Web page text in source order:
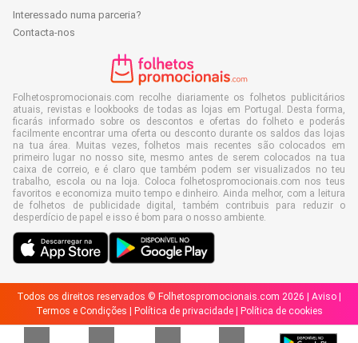
Interessado numa parceria?
Contacta-nos
Folhetospromocionais.com recolhe diariamente os folhetos publicitários
atuais, revistas e lookbooks de todas as lojas em Portugal. Desta forma,
ficarás informado sobre os descontos e ofertas do folheto e poderás
facilmente encontrar uma oferta ou desconto durante os saldos das lojas
na tua área. Muitas vezes, folhetos mais recentes são colocados em
primeiro lugar no nosso site, mesmo antes de serem colocados na tua
caixa de correio, e é claro que também podem ser visualizados no teu
trabalho, escola ou na loja. Coloca folhetospromocionais.com nos teus
favoritos e economiza muito tempo e dinheiro. Ainda melhor, com a leitura
de folhetos de publicidade digital, também contribuis para reduzir o
desperdício de papel e isso é bom para o nosso ambiente.
Todos os direitos reservados © Folhetospromocionais.com 2026 | Aviso
Termos e Condições
Política de privacidade| Política de cookies